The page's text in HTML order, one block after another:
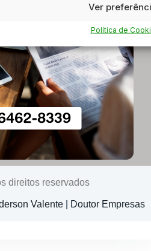
Ver
Política de
direitos reservados
Valente | Doutor Empresas